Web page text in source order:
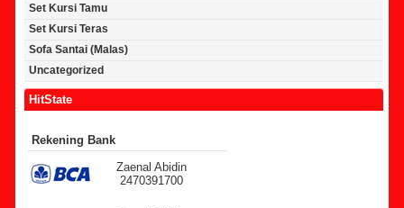
Set Kursi Tamu
Set Kursi Teras
Sofa Santai (Malas)
Uncategorized
HitState
Rekening Bank
Zaenal Abidin
2470391700